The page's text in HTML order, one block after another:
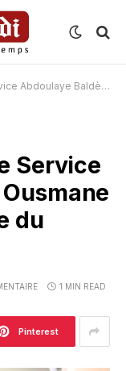
Sonko : La Promesse du Nouveau Maire
Service
du
1 MIN READ
Pinterest